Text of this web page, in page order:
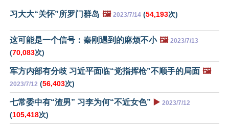
习大大“关怀”所罗门群岛 🖼️ 2023/7/14 (54,193次)
这可能是一个信号：秦刚遇到的麻烦不小 🖼️ 2023/7/13
(70,083次)
军方内部有分歧 习近平面临“党指挥枪”不顺手的局面 🖼️
2023/7/12 (56,403次)
七常委中有“渣男” 习李为何“不近女色” ▶️ 2023/7/12
(105,418次)